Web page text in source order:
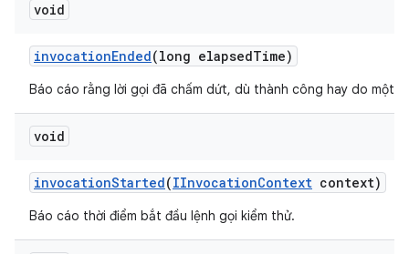
void
invocationEnded(long elapsedTime)
Báo cáo rằng lời gọi đã chấm dứt, dù thành công hay do một
void
invocationStarted(IInvocationContext context)
Báo cáo thời điểm bắt đầu lệnh gọi kiểm thử.